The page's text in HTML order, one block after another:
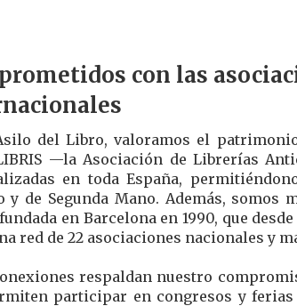
con las
del Libro, valoramos el
—la Asociación de Librerías
en toda España,
y de Segunda Mano. Además,
en Barcelona en 1990, que
red de 22 asociaciones nacionales y
respaldan nuestro
participar en congresos y